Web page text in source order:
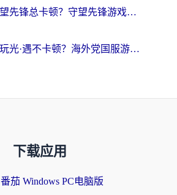
海外玩守望先锋总卡顿？守望先锋游戏加速器在哪里买&避坑指南（附欧洲非洲游戏实测）
台湾怎么玩光·遇不卡顿？海外党国服游戏加速终极攻略（附实测体验）
下载应用
番茄 Windows PC电脑版